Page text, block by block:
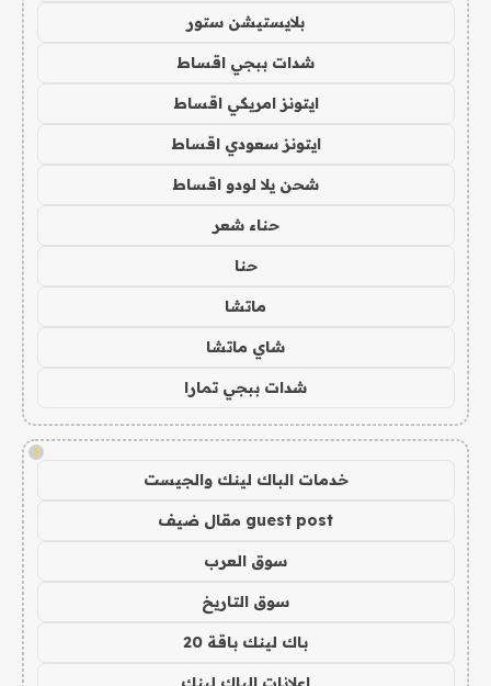
بلايستيشن ستور
شدات ببجي اقساط
ايتونز امريكي اقساط
ايتونز سعودي اقساط
شحن يلا لودو اقساط
حناء شعر
حنا
ماتشا
شاي ماتشا
شدات ببجي تمارا
!
خدمات الباك لينك والجيست
guest post مقال ضيف
سوق العرب
سوق التاريخ
باك لينك باقة 20